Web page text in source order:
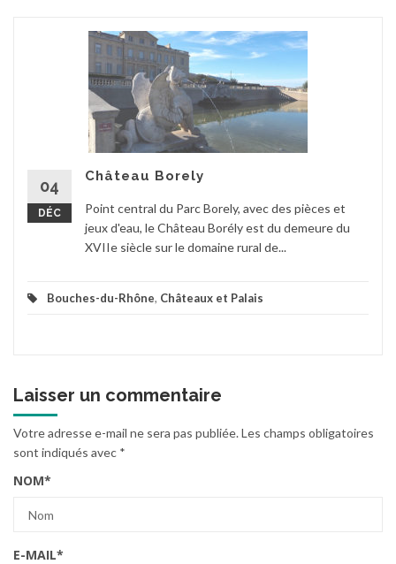
04
DÉC
Château Borely
Point central du Parc Borely, avec des pièces et
jeux d'eau, le Château Borély est du demeure du
XVIIe siècle sur le domaine rural de...
Bouches-du-Rhône, Châteaux et Palais
Laisser un commentaire
Votre adresse e-mail ne sera pas publiée.Les champs obligatoires
sont indiqués avec *
NOM*
E-MAIL*